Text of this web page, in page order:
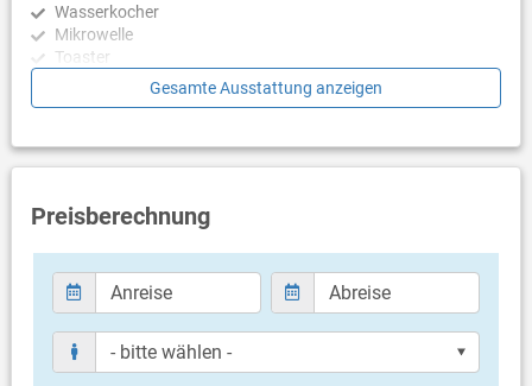
Wasserkocher
Mikrowelle
Toaster
Geschirrspülmaschine
Schlafzimmer mit Doppelbett, Fliesen
Schlafzimmer mit 2 Einzelbetten, Fliesen
Badezimmer
Bad mit WC, Dusche
Bad mit WC, Dusche
Nur separate Toilette (Gäste WC)
Balkon & Terrasse
Gesamte Ausstattung anzeigen
Preisberechnung